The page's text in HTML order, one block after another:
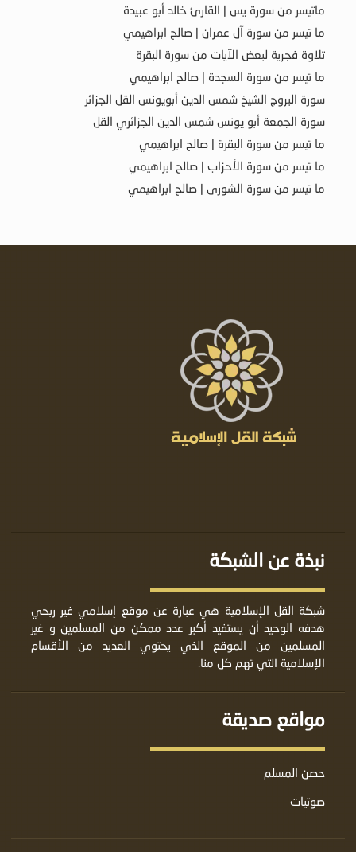
ماتيسر من سورة يس | القارئ خالد أبو عبيدة
ما تيسر من سورة آل عمران | صالح ابراهيمي
تلاوة فجرية لبعض الآيات من سورة البقرة
ما تيسر من سورة السجدة | صالح ابراهيمي
سورة البروج الشيخ شمس الدين أبويونس القل الجزائر
سورة الجمعة أبو يونس شمس الدين الجزائري القل
ما تيسر من سورة البقرة | صالح ابراهيمي
ما تيسر من سورة الأحزاب | صالح ابراهيمي
ما تيسر من سورة الشورى | صالح ابراهيمي
نبذة عن الشبكة
شبكة القل الإسلامية هي عبارة عن موقع إسلامي غير ربحي
هدفه الوحيد أن يستفيد أكبر عدد ممكن من المسلمين و غير
المسلمين من الموقع الذي يحتوي العديد من الأقسام
الإسلامية التي تهم كل منا.
مواقع صديقة
حصن المسلم
صوتيات